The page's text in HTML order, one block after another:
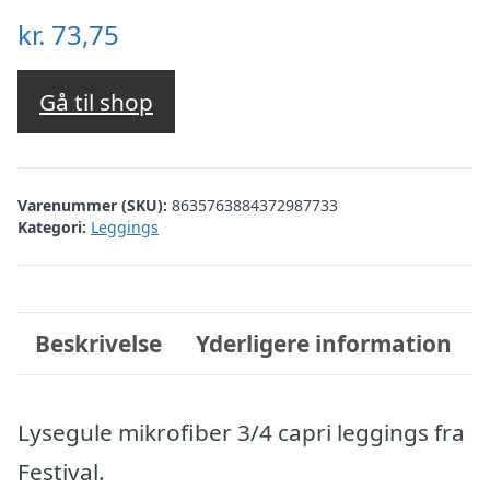
kr. 73,75
Gå til shop
Varenummer (SKU): 8635763884372987733
Kategori: Leggings
Beskrivelse Yderligere information
Lysegule mikrofiber 3/4 capri leggings fra
Festival.